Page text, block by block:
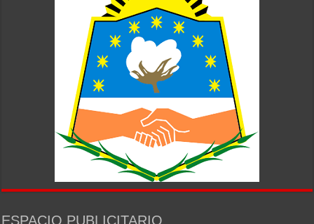
ESPACIO PUBLICITARIO